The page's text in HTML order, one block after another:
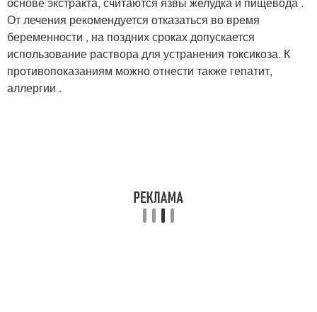
От лечения рекомендуется отказаться во время
беременности , на поздних сроках допускается
использование раствора для устранения токсикоза. К
противопоказаниям можно отнести также гепатит,
аллергии .